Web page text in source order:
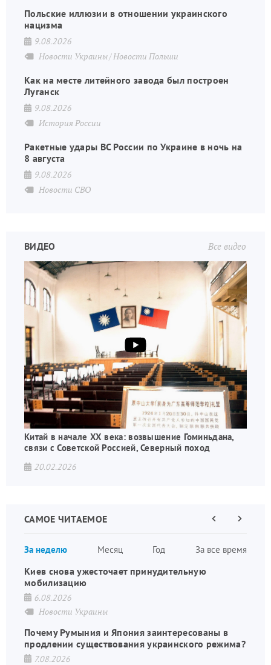
Польские иллюзии в отношении украинского
нацизма
9.08.2026
Новости Украины Новости Польши
Как на месте литейного завода был построен
Луганск
9.08.2026
История России
Ракетные удары ВС России по Украине в ночь на
8 августа
9.08.2026
Новости СВО
Все видео
ВИДЕО
Китай в начале XX века: возвышение Гоминьдана,
связи с Советской Россией, Северный поход
20.02.2026
САМОЕ ЧИТАЕМОЕ
За неделю Месяц Год За все время
страниц
ПредыдущаяСледующая
Киев снова ужесточает принудительную
мобилизацию
6.08.2026
Новости Украины
Почему Румыния и Япония заинтересованы в
продлении существования украинского режима?
7.08.2026